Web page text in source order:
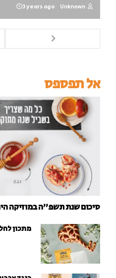
Unknown
3 years ago
אל תפספס
סיכום שנת תשפ"ה במוזיקה
מתכון